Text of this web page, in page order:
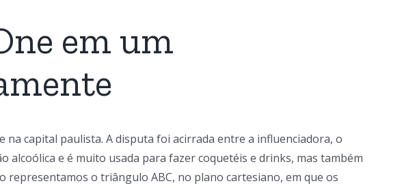
em um
capital paulista. A disputa foi acirrada entre a influenciadora, o
e é muito usada para fazer coquetéis e drinks, mas também
representamos o triângulo ABC, no plano cartesiano, em que os